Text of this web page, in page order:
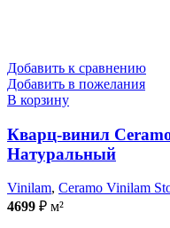
Добавить к сравнению
Добавить в пожелания
В корзину
Кварц-винил
Натуральный
Vinilam, Ceramo Vinilam
4699 ₽ м²